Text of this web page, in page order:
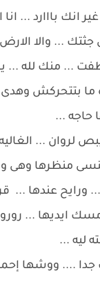
انك بااارد ... انا
... والا
... منك لله ...
ما بتتحركش
حاجه ...
لروان ...
منظرها وهى
ورايح عندها ...
ايديها ... رورو
ليه ...
جدا .... ووشها